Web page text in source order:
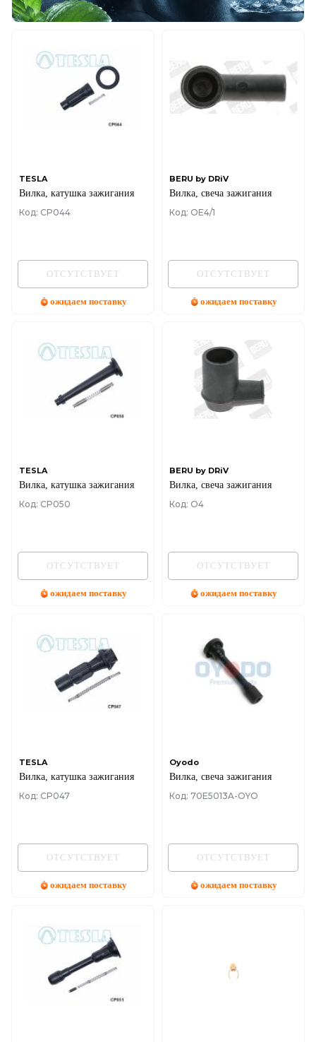
TESLA
Вилка, катушка зажигания
Код: CP044
ОТСУТСТВУЕТ
ожидаем поставку
BERU by DRiV
Вилка, свеча зажигания
Код: OE4/1
ОТСУТСТВУЕТ
ожидаем поставку
TESLA
Вилка, катушка зажигания
Код: CP050
ОТСУТСТВУЕТ
ожидаем поставку
BERU by DRiV
Вилка, свеча зажигания
Код: O4
ОТСУТСТВУЕТ
ожидаем поставку
TESLA
Вилка, катушка зажигания
Код: CP047
ОТСУТСТВУЕТ
ожидаем поставку
Oyodo
Вилка, свеча зажигания
Код: 70E5013A-OYO
ОТСУТСТВУЕТ
ожидаем поставку